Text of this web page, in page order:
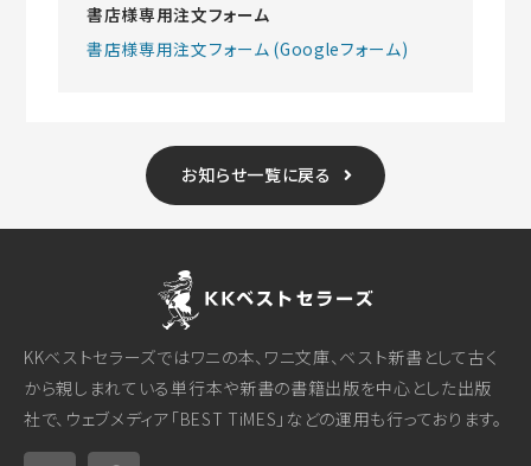
書店様専用注文フォーム
書店様専用注文フォーム (Googleフォーム)
お知らせ一覧に戻る
KKベストセラーズではワニの本、ワニ文庫、ベスト新書として古く
から親しまれている単行本や新書の書籍出版を中心とした出版
社で、ウェブメディア「BEST TiMES」などの運用も行っております。